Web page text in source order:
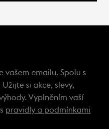
vašem emailu. Spolu s
si akce, slevy,
Vyplněním vaší
pravidly a podmínkami